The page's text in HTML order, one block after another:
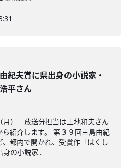
紀夫賞に県出身の小説家・
平さん
月） 放送分担当は上地和夫さん
紹介します。 第３９回三島由紀
都内で開かれ、受賞作「はくし
の小説家...